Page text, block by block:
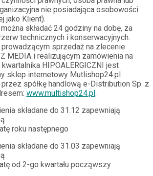
nie posiadająca osobowości
jako Klient).
składać 24 godziny na dobę, za
technicznych i konserwacyjnych.
sprzedaż na zlecenie
MEDIA i realizującym zamówienia na
HIPOALERGICZNI jest
sklep internetowy Mutlishop24.pl
spółkę handlową e-Distribution Sp. z
www.multishop24.pl.
składane do 31.12 zapewniają
roku następnego
składane do 31.03 zapewniają
od 2-go kwartału począwszy